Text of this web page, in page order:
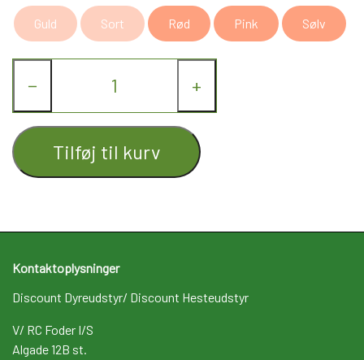
Guld Sort Rød Pink Sølv
− +
Tilføj til kurv
Kontaktoplysninger
Discount Dyreudstyr/ Discount Hesteudstyr
V/ RC Foder I/S
Algade 12B st.